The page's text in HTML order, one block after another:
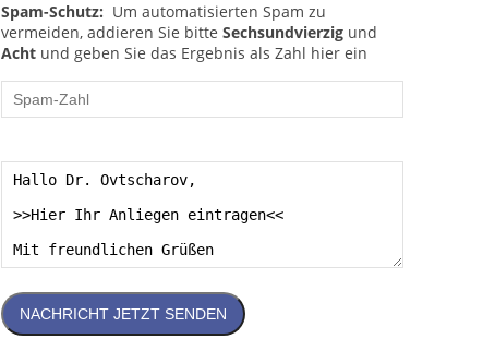
Spam-Schutz: Um automatisierten Spam zu
vermeiden, addieren Sie bitte Sechsundvierzig und
Acht und geben Sie das Ergebnis als Zahl hier ein
NACHRICHT JETZT SENDEN